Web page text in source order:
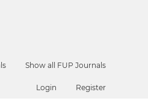
Show all FUP Journals
Login Register